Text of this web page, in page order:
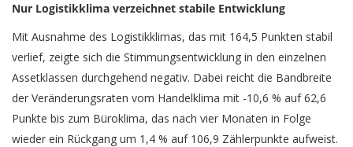
Nur Logistikklima verzeichnet stabile Entwicklung
Mit Ausnahme des Logistikklimas, das mit 164,5 Punkten stabil
verlief, zeigte sich die Stimmungsentwicklung in den einzelnen
Assetklassen durchgehend negativ. Dabei reicht die Bandbreite
der Veränderungsraten vom Handelklima mit -10,6 % auf 62,6
Punkte bis zum Büroklima, das nach vier Monaten in Folge
wieder ein Rückgang um 1,4 % auf 106,9 Zählerpunkte aufweist.